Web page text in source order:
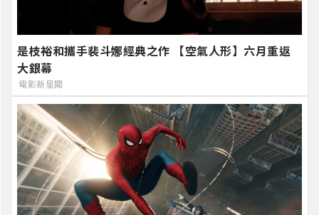
是枝裕和攜手裴斗娜經典之作 【空氣人形】六月重返
大銀幕
電影新星聞